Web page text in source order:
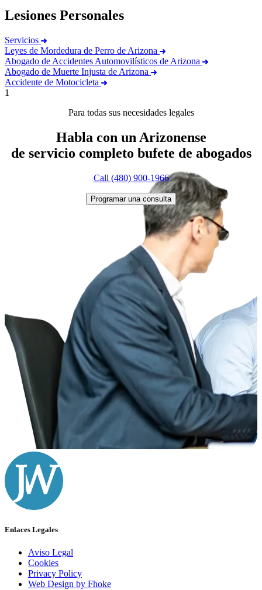
Lesiones Personales
Servicios
Leyes de Mordedura de Perro de Arizona
Abogado de Accidentes Automovilísticos de Arizona
Abogado de Muerte Injusta de Arizona
Accidente de Motocicleta
1
Para todas sus necesidades legales
Habla con un Arizonense
de servicio completo bufete de abogados
Call (480) 900-1966
Programar una consulta
Enlaces Legales
Aviso Legal
Cookies
Privacy Policy
Web Design by Fhoke